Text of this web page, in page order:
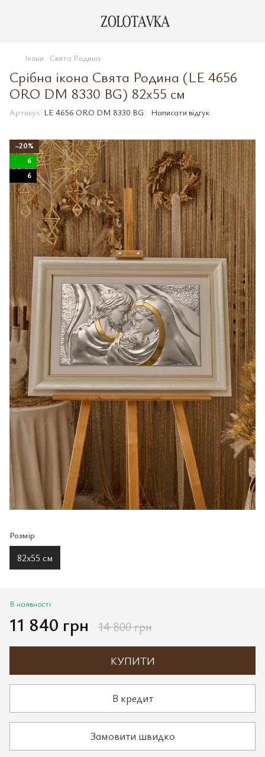
Ікони Свята Родина
Срібна ікона Свята Родина (LE 4656
ORO DM 8330 BG) 82x55 см
Артикул: LE 4656 ORO DM 8330 BG Написати відгук
−20%
6
6
Розмір
82x55 см
В наявності
11 840 грн 14 800 грн
КУПИТИ
В кредит
Замовити швидко